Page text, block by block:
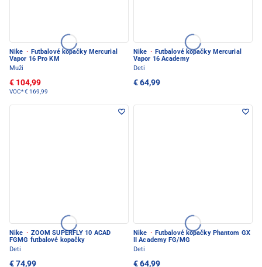
Nike · Futbalové kopačky Mercurial
Vapor 16 Pro KM
Muži
€ 104,99
VOC*€ 169,99
Nike · Futbalové kopačky Mercurial
Vapor 16 Academy
Deti
€ 64,99
Nike · ZOOM SUPERFLY 10 ACAD
FGMG futbalové kopačky
Deti
€ 74,99
Nike · Futbalové kopačky Phantom GX
II Academy FG/MG
Deti
€ 64,99